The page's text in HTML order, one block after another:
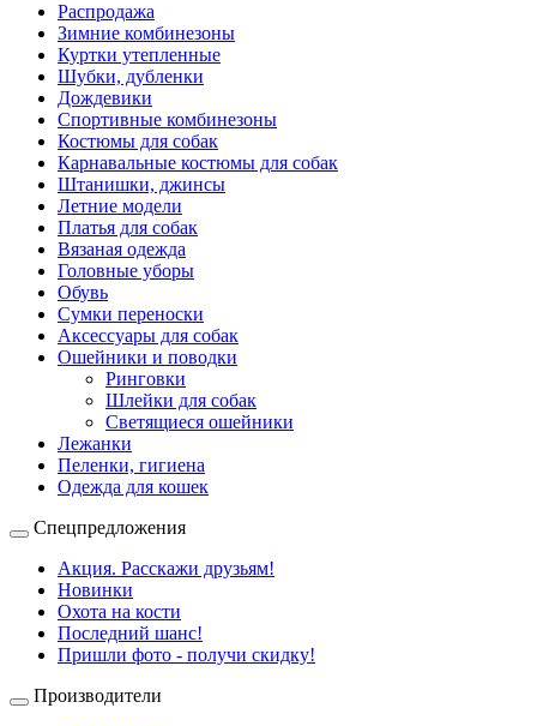
Распродажа
Зимние комбинезоны
Куртки утепленные
Шубки, дубленки
Дождевики
Спортивные комбинезоны
Костюмы для собак
Карнавальные костюмы для собак
Штанишки, джинсы
Летние модели
Платья для собак
Вязаная одежда
Головные уборы
Обувь
Сумки переноски
Аксессуары для собак
Ошейники и поводки
Ринговки
Шлейки для собак
Светящиеся ошейники
Лежанки
Пеленки, гигиена
Одежда для кошек
Спецпредложения
Акция. Расскажи друзьям!
Новинки
Охота на кости
Последний шанс!
Пришли фото - получи скидку!
Производители